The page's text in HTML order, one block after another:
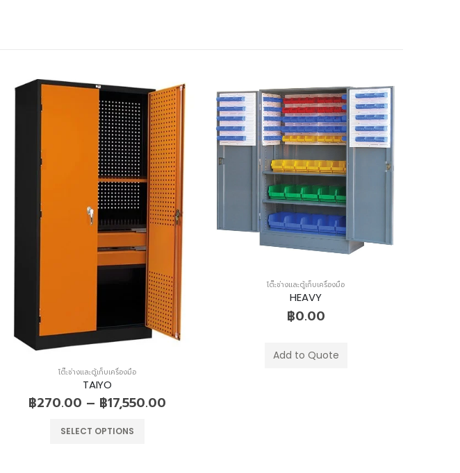
โต๊ะช่างและตู้เก็บเครื่องมือ
TAIYO
฿270.00 – ฿17,550.00
SELECT OPTIONS
โต๊ะช่างและตู้เก็บเครื่องมือ
HEAVY
฿0.00
Add to Quote